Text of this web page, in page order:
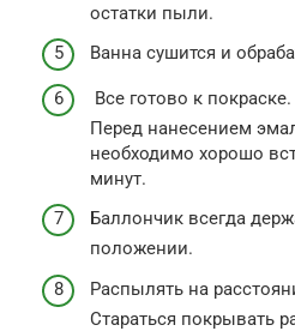
остатки пыли.
Ванна сушится и
Все готово к покраске.
Перед нанесением
необходимо хорошо
минут.
Баллончик всегда
положении.
Распылять на
Стараться покрывать